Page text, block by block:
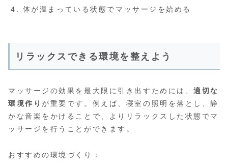
体が温まっている状態でマッサージを始める
リラックスできる環境を整えよう
マッサージの効果を最大限に引き出すためには、適切な
環境作り が重要です。例えば、寝室の照明を落とし、静
かな音楽をかけることで、よりリラックスした状態でマ
ッサージを行うことができます。
おすすめの環境づくり：